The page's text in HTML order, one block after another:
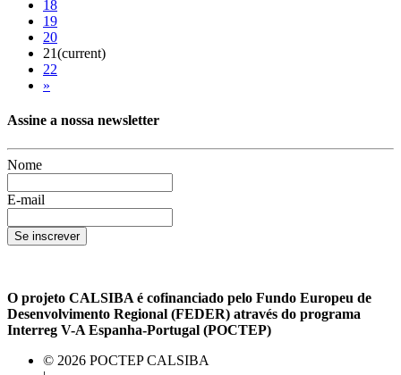
18
19
20
21(current)
22
»
Assine a nossa newsletter
Nome
E-mail
Se inscrever
O projeto CALSIBA é cofinanciado pelo Fundo Europeu de
Desenvolvimento Regional (FEDER) através do programa
Interreg V-A Espanha-Portugal (POCTEP)
© 2026 POCTEP CALSIBA